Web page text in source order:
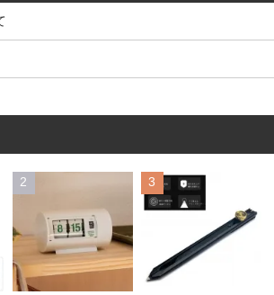
2 3